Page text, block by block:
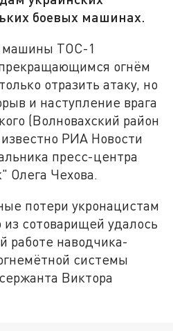
боевых машинах.
машины ТОС-1
огнём
отразить атаку, но
и наступление врага
(Волновахский район
РИА Новости
пресс-центра
Олега Чехова.
потери укронацистам
из сотоварищей удалось
работе наводчика-
системы
Виктора